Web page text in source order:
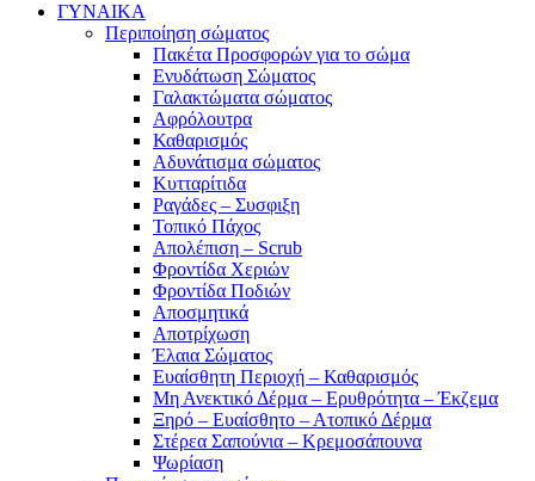
ΓΥΝΑΙΚΑ
Περιποίηση σώματος
Πακέτα Προσφορών για το σώμα
Ενυδάτωση Σώματος
Γαλακτώματα σώματος
Αφρόλουτρα
Καθαρισμός
Αδυνάτισμα σώματος
Κυτταρίτιδα
Ραγάδες – Συσφιξη
Τοπικό Πάχος
Απολέπιση – Scrub
Φροντίδα Χεριών
Φροντίδα Ποδιών
Αποσμητικά
Αποτρίχωση
Έλαια Σώματος
Ευαίσθητη Περιοχή – Καθαρισμός
Μη Ανεκτικό Δέρμα – Ερυθρότητα – Έκζεμα
Ξηρό – Ευαίσθητο – Ατοπικό Δέρμα
Στέρεα Σαπούνια – Κρεμοσάπουνα
Ψωρίαση